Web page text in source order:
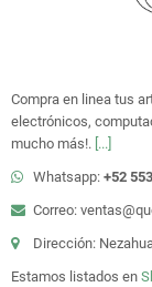
Compra en linea tus
electrónicos,
mucho más!. [...]
Whatsapp: +52
Correo:
Dirección:
Estamos listados en